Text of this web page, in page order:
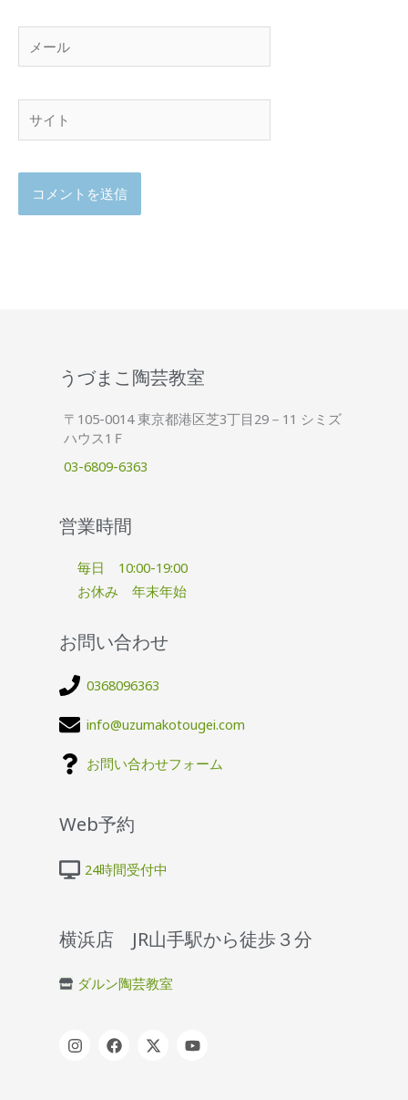
ー
ル
ト
うづまこ陶芸教室
〒105-0014 東京都港区芝3丁目29－11 シミズ
ハウス1Ｆ
03-6809-6363
営業時間
毎日 10:00-19:00
お休み 年末年始
お問い合わせ
0368096363
info@uzumakotougei.com
お問い合わせフォーム
Web予約
24時間受付中
横浜店 JR山手駅から徒歩３分
ダルン陶芸教室